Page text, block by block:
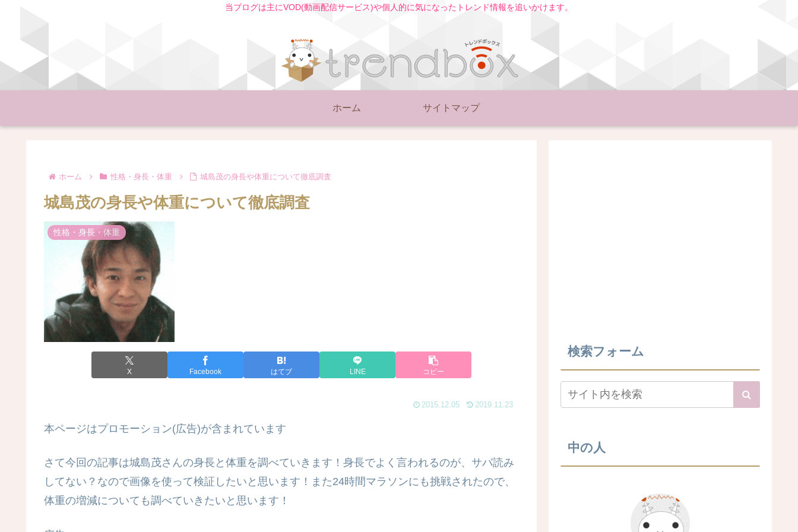
当ブログは主にVOD(動画配信サービス)や個人的に気になったトレンド情報を追いかけます。
ホーム サイトマップ
ホーム 性格・身長・体重 城島茂の身長や体重について徹底調査
城島茂の身長や体重について徹底調査
性格・身長・体重
X Facebook はてブ LINE コピー
2015.12.05 2019.11.23
本ページはプロモーション(広告)が含まれています
さて今回の記事は城島茂さんの身長と体重を調べていきます！身長でよく言われるのが、サバ読み
してない？なので画像を使って検証したいと思います！また24時間マラソンにも挑戦されたので、
体重の増減についても調べていきたいと思います！
検索フォーム
中の人